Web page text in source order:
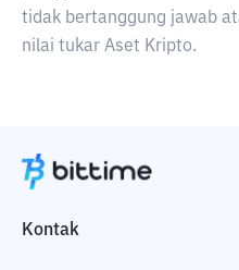
tidak bertanggung jawab
nilai tukar Aset Kripto.
Kontak